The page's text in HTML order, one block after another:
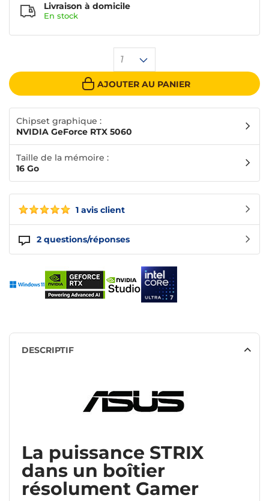
1 avis client
2 questions/réponses
1
AJOUTER AU PANIER
Livraison à domicile
En stock
Chipset graphique :
NVIDIA GeForce RTX 5060
Taille de la mémoire :
16 Go
DESCRIPTIF
La puissance STRIX
dans un boîtier
résolument Gamer